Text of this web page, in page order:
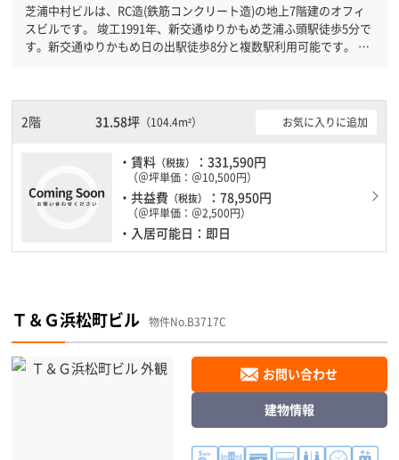
芝浦中村ビルは、RC造(鉄筋コンクリート造)の地上7階建のオフィ
スビルです。 竣工1991年、新交通ゆりかもめ芝浦ふ頭駅徒歩5分で
す。新交通ゆりかもめ日の出駅徒歩8分と複数駅利用可能です。 機
す。土日・祝日も利用可能になりますので時間帯を気にせず利用で
きます。駐車場もありますので、車を利用されるお客様には使いや
2階 31.58坪（104.4m²） お気に入りに追加
・賃料 （税抜） ：331,590円
（＠坪単価：＠10,500円）
・共益費 （税抜） ：78,950円
（＠坪単価：＠2,500円）
・入居可能日：即日
Ｔ＆Ｇ浜松町ビル 物件No.B3717C
お問い合わせ
建物情報